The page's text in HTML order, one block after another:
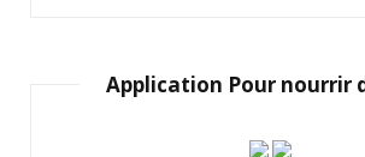
Application Pour nourrir